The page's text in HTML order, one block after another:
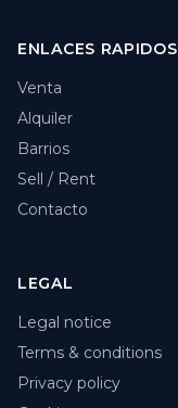
ENLACES RAPIDOS
Venta
Alquiler
Barrios
Sell / Rent
Contacto
LEGAL
Legal notice
Terms & conditions
Privacy policy